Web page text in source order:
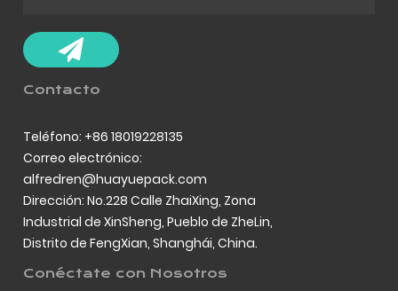
Contacto
Teléfono: +86 18019228135
Correo electrónico:
alfredren@huayuepack.com
Dirección: No.228 Calle ZhaiXing, Zona
Industrial de XinSheng, Pueblo de ZheLin,
Distrito de FengXian, Shanghái, China.
Conéctate con Nosotros